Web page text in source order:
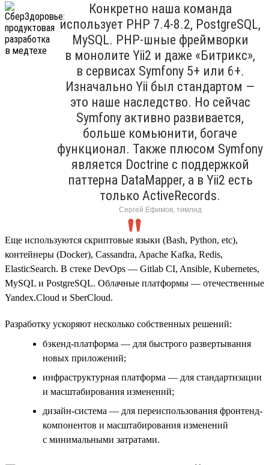
Конкретно наша команда
использует PHP 7.4‑8.2, PostgreSQL,
MySQL. PHP-шные фреймворки
в монолите Yii2 и даже «Битрикс»,
в сервисах Symfony 5+ или 6+.
Изначально Yii был стандартом —
это наше наследство. Но сейчас
Symfony активно развивается,
больше комьюнити, богаче
функционал. Также плюсом Symfony
является Doctrine с поддержкой
паттерна DataMapper, а в Yii2 есть
только ActiveRecords.
Сергей Ефимов, тимлид
Еще используются скриптовые языки (Bash, Python, etc),
контейнеры (Docker), Cassandra, Apache Kafka, Redis,
ElasticSearch. В стеке DevOps — Gitlab CI, Ansible, Kubernetes,
MySQL и PostgreSQL. Облачные платформы — отечественные
Yandex.Cloud и SberCloud.
Разработку ускоряют несколько собственных решений:
бэкенд-платформа — для быстрого развертывания
новых приложений;
инфраструктурная платформа — для стандартизации
и масштабирования изменений;
дизайн-система — для переиспользования фронтенд-
компонентов и масштабирования изменений
с минимальными затратами.